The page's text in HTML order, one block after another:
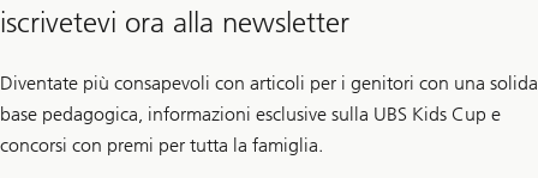
iscrivetevi ora alla newsletter
Diventate più consapevoli con articoli per i genitori con una solida
base pedagogica, informazioni esclusive sulla UBS Kids Cup e
concorsi con premi per tutta la famiglia.